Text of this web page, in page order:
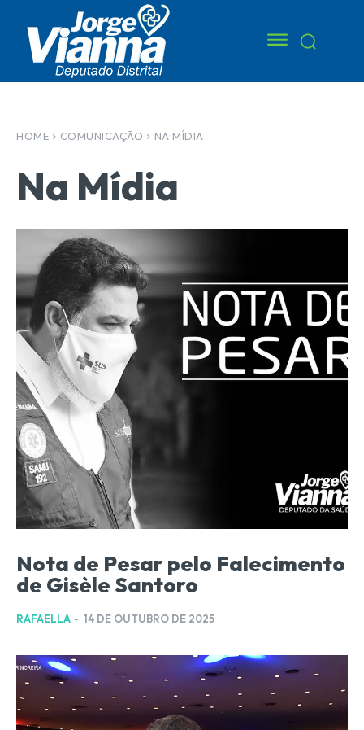
HOME COMUNICAÇÃO NA MÍDIA
Na Mídia
Nota de Pesar pelo Falecimento
de Gisèle Santoro
RAFAELLA - 14 DE OUTUBRO DE 2025